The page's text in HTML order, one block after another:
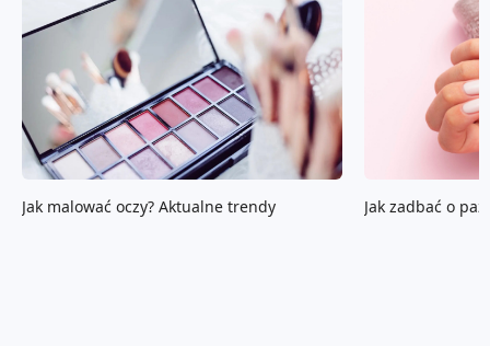
Jak malować oczy? Aktualne trendy Jak zadbać o